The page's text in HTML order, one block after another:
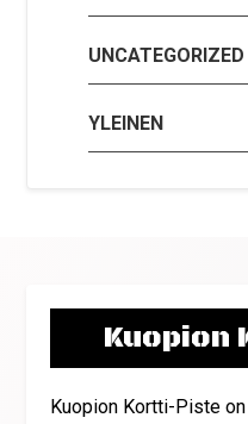
UNCATEGORIZED
YLEINEN
Kuopion Kortti-Piste